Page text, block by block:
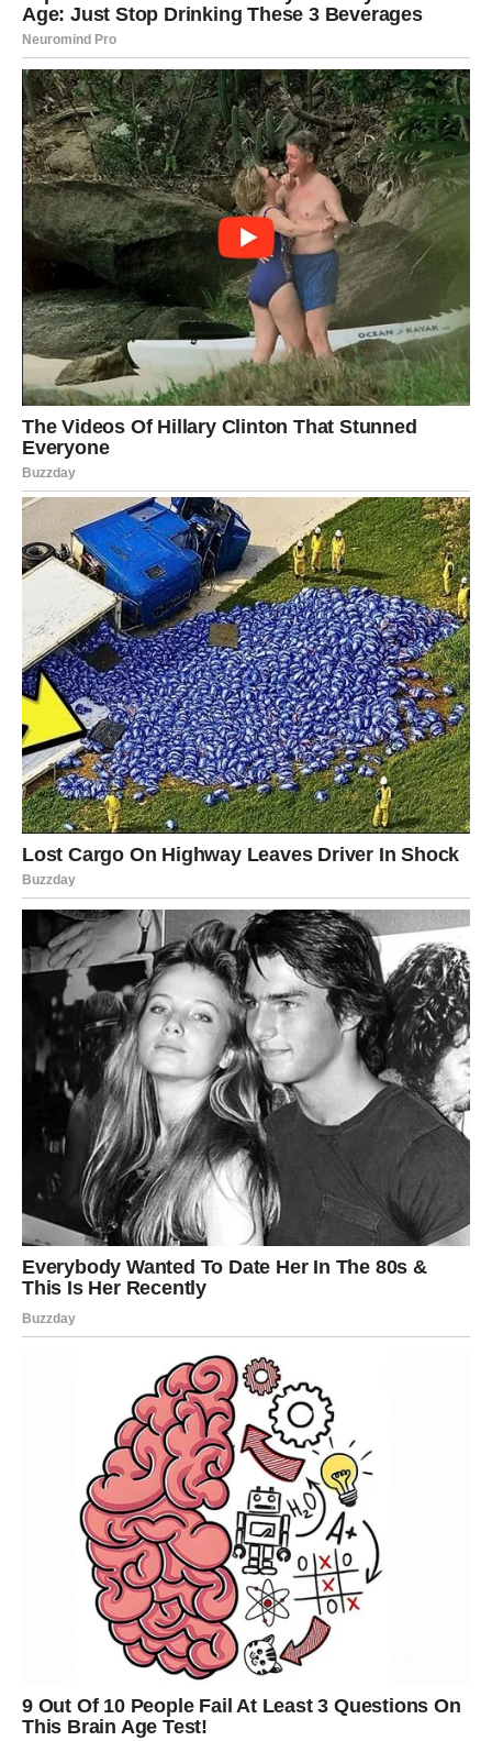
Blizanci će biti prijatno iznenađeni razvojem događaja.
Jedna poslovna ideja donosi finansijsku korist, dok se na
emotivnom planu pojavljuje osoba koja vas osvaja
razgovorom i harizmom.
Zvijezde vam donose mnogo razloga za osmijeh.
RAK
Rakovima dolazi period u kojem konačno osjećaju da se
trud isplatio. Finansijske brige polako ostaju iza vas, a
jedna vijest mogla bi vam donijeti veliko olakšanje.
U ljubavi dolazi toplina, nježnost i osjećaj da ste nekome
zaista važni.
LAV
Lavovi su među znakovima kojima zvijezde donose
dvostruku sreću. Poslovni uspjesi i priznanja donose
bolje prihode, dok na emotivnom planu privlačite pažnju
gdje god da se pojavite.
Jedna osoba mogla bi potpuno promijeniti vaš pogled na
ljubav.
DJEVICA
Djevice ulaze u period pozitivnih promjena. Finansije
pokazuju znake rasta, a jedna poslovna prilika otvara
nove mogućnosti.
Na ljubavnom planu dolazi više jasnoće i sigurnosti. Pred
vama je odnos koji ima potencijal da traje.
VAGA
Vagama dolazi vrijeme kada se mnoge želje ostvaruju.
Moguća je finansijska korist kroz saradnju ili novi
Istovremeno, jedna osoba ulazi u vaš život i donosi
osjećaj sklada i povezanosti kakav ste dugo tražili.
ŠKORPIJA
Škorpije očekuje veoma uzbudljiv period. Poslovni
planovi počinju da donose rezultate, a finansijska
situacija postaje mnogo stabilnija.